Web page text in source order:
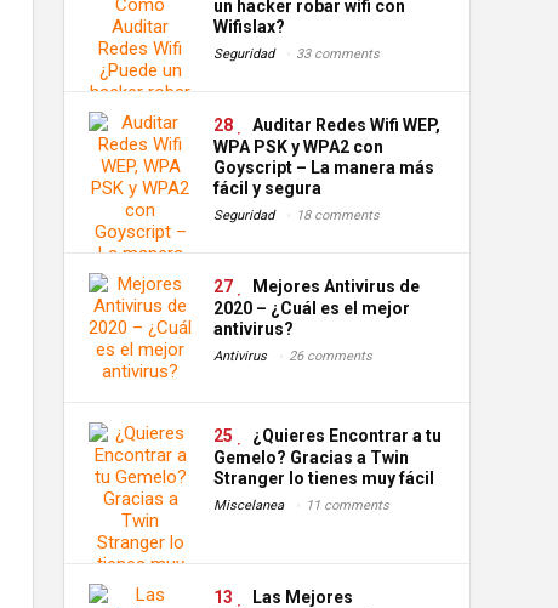
un hacker robar wifi con
Wifislax?
Seguridad 33 comments
28
Auditar Redes Wifi WEP,
WPA PSK y WPA2 con
Goyscript – La manera más
fácil y segura
Seguridad 18 comments
27
Mejores Antivirus de
2020 – ¿Cuál es el mejor
antivirus?
Antivirus 26 comments
25
¿Quieres Encontrar a tu
Gemelo? Gracias a Twin
Stranger lo tienes muy fácil
Miscelanea 11 comments
13
Las Mejores